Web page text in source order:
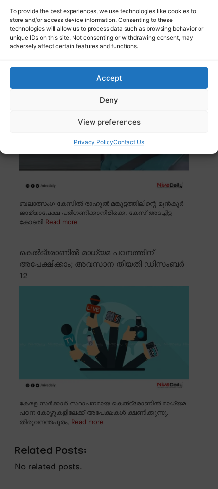
To provide the best experiences, we use technologies like cookies to
store and/or access device information. Consenting to these
technologies will allow us to process data such as browsing behavior or
unique IDs on this site. Not consenting or withdrawing consent, may
adversely affect certain features and functions.
Accept
Deny
View preferences
Privacy PolicyContact Us
പെൻഷൻ നേരത്തെ വിതരണം ചെയ്യാൻ സർക്കാർ
തീരുമാനിച്ചു.Read more
രാഹുൽ മങ്കൂട്ടത്തിലിന്റെ മുൻകൂർ
കേൾക്കണമെന്ന് അതിജീവിത
ബലാത്സംഗ കേസിൽ രാഹുൽ മങ്കൂട്ടത്തിലിന്റെ മുൻകൂർ
ജാമ്യാപേക്ഷ പരിഗണിക്കാനിരിക്കെ, കേസ് അടച്ചിട്ട
കോടതി Read more
കെൽട്രോണിൽ മാധ്യമ പഠനത്തിന്
അപേക്ഷിക്കാം; അവസാന തീയതി ഡിസംബർ
12
കേരള സർക്കാർ സ്ഥാപനമായ കെൽട്രോണിൽ മാധ്യമ
പഠന കോഴ്സുകളിലേക്ക് അപേക്ഷകൾ ക്ഷണിക്കുന്നു.
തിരുവനന്തപുരം, Read more
Related Posts:
No related posts.